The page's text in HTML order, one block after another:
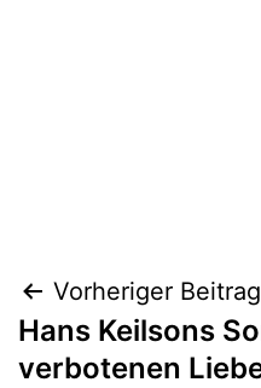
Vorheriger Beitrag
Hans Keilsons
verbotenen